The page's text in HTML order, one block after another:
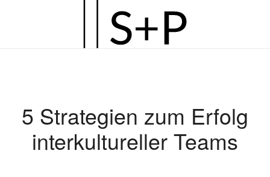
5 Strategien zum Erfolg
interkultureller Teams